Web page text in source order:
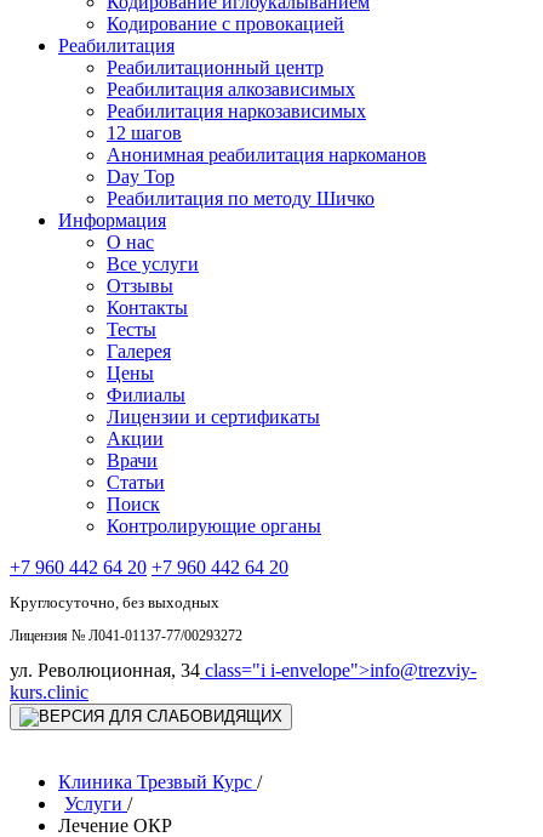
Кодирование с провокацией
Реабилитация
Реабилитационный центр
Реабилитация алкозависимых
Реабилитация наркозависимых
12 шагов
Анонимная реабилитация наркоманов
Day Top
Реабилитация по методу Шичко
Информация
О нас
Все услуги
Отзывы
Контакты
Тесты
Галерея
Цены
Филиалы
Лицензии и сертификаты
Акции
Врачи
Статьи
Поиск
Контролирующие органы
+7 960 442 64 20 +7 960 442 64 20
Круглосуточно, без выходных
Лицензия № Л041-01137-77/00293272
ул. Революционная, 34 class="i i-envelope">info@trezviy-
kurs.clinic
Клиника Трезвый Курс /
Услуги /
Лечение ОКР